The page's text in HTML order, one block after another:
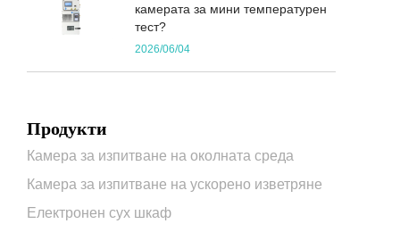
камерата за мини температурен
тест?
2026/06/04
Продукти
Камера за изпитване на околната среда
Камера за изпитване на ускорено изветряне
Електронен сух шкаф